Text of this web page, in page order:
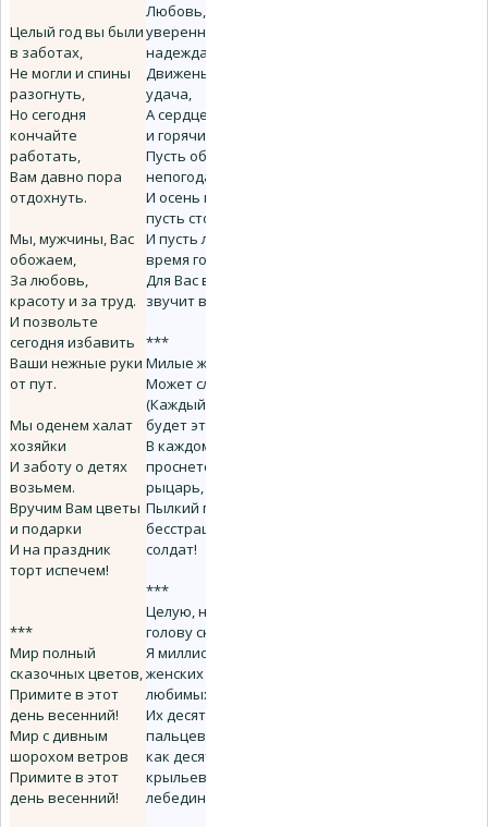
Целый год вы были
в заботах,
Не могли и спины
разогнуть,
Но сегодня
кончайте
работать,
Вам давно пора
отдохнуть.
Мы, мужчины, Вас
обожаем,
За любовь,
красоту и за труд.
И позвольте
сегодня избавить
Ваши нежные руки
от пут.
Мы оденем халат
хозяйки
И заботу о детях
возьмем.
Вручим Вам цветы
и подарки
И на праздник
торт испечем!
***
Мир полный
сказочных цветов,
Примите в этот
день весенний!
Мир с дивным
шорохом ветров
Примите в этот
день весенний!
Любовь,
уверенность,
надежда,
Движенье к цели и
удача,
А сердце - добрым
и горячим!
Пусть обойдет Вас
непогода,
И осень мчит
пусть стороной,
И пусть любое
время года
Для Вас всегда
звучит весной!
***
Милые женщины!
Может случиться
(Каждый из нас
будет этому рад),
В каждом мужчине
проснется и
рыцарь,
Пылкий поэт и
бесстрашный
солдат!
***
Целую, низко
голову склоня,
Я миллионы
женских рук
любимых,
Их десять добрых
пальцев для меня -
как десять перьев
крыльев
лебединых.